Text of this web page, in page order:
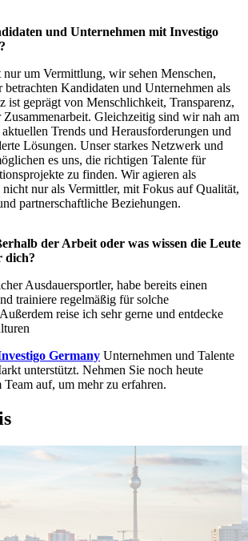
und Unternehmen mit Investigo
nur um Vermittlung, wir sehen Menschen,
Kandidaten und Unternehmen als
ist geprägt von Menschlichkeit, Transparenz,
Zusammenarbeit. Gleichzeitig sind wir nah am
Trends und Herausforderungen und
Lösungen. Unser starkes Netzwerk und
es uns, die richtigen Talente für
zu finden. Wir agieren als
nicht nur als Vermittler, mit Fokus auf Qualität,
partnerschaftliche Beziehungen.
der Arbeit oder was wissen die Leute
dich?
Ausdauersportler, habe bereits einen
trainiere regelmäßig für solche
reise ich sehr gerne und entdecke
Germany Unternehmen und Talente
unterstützt. Nehmen Sie noch heute
auf, um mehr zu erfahren.